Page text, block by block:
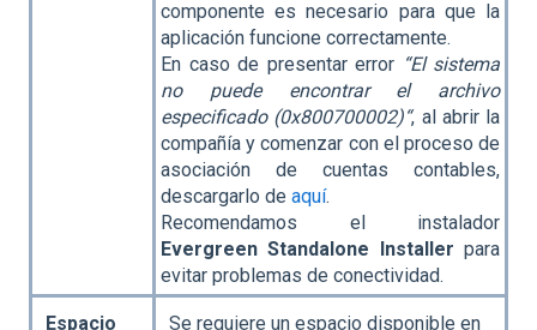
componente es necesario para que la
aplicación funcione correctamente.
En caso de presentar error “El sistema
no puede encontrar el archivo
especificado (0x800700002)“, al abrir la
compañía y comenzar con el proceso de
asociación de cuentas contables,
descargarlo de aquí.
Recomendamos el instalador
Evergreen Standalone Installer para
evitar problemas de conectividad.
Espacio
Se requiere un espacio disponible en